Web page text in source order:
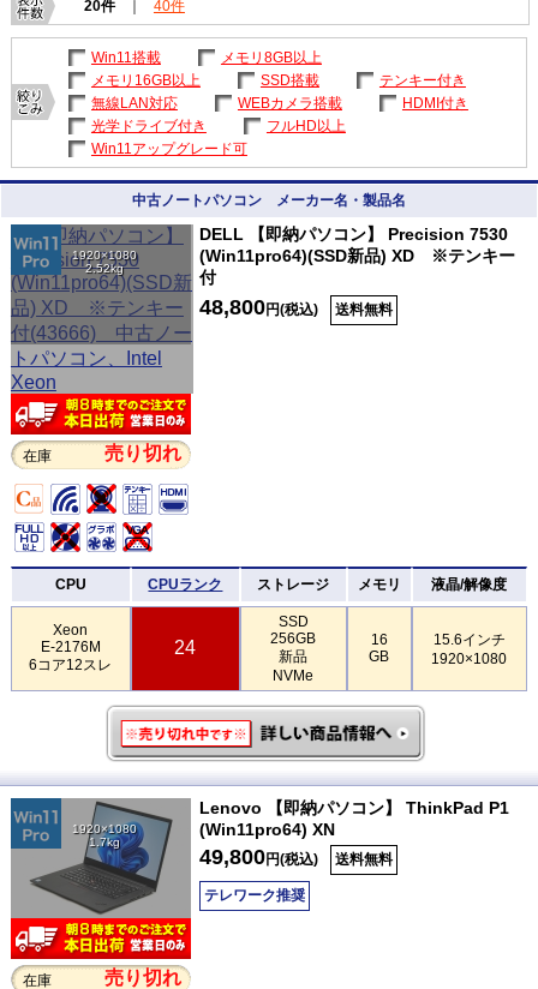
20件 ｜ 40件
Win11搭載
メモリ8GB以上
メモリ16GB以上
SSD搭載
テンキー付き
無線LAN対応
WEBカメラ搭載
HDMI付き
光学ドライブ付き
フルHD以上
Win11アップグレード可
中古ノートパソコン メーカー名・製品名
1920×1080
2.52kg
在庫 売り切れ
DELL 【即納パソコン】 Precision 7530
(Win11pro64)(SSD新品) XD ※テンキー
付
48,800円(税込) 送料無料
CPU CPUランク ストレージ メモリ 液晶/解像度
Xeon
E-2176M
6コア12スレ
24
SSD
256GB
新品
NVMe
16
GB
15.6インチ
1920×1080
1920×1080
1.7kg
在庫 売り切れ
Lenovo 【即納パソコン】 ThinkPad P1
(Win11pro64) XN
49,800円(税込) 送料無料
テレワーク推奨